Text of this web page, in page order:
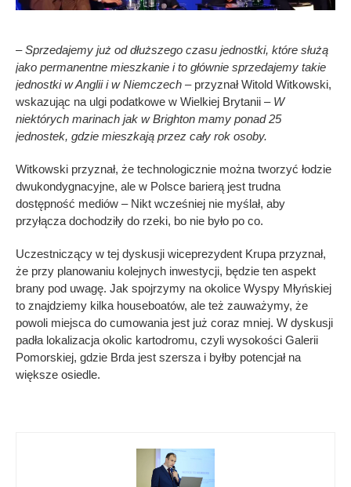
– Sprzedajemy już od dłuższego czasu jednostki, które służą
jako permanentne mieszkanie i to głównie sprzedajemy takie
jednostki w Anglii i w Niemczech –przyznał Witold Witkowski,
wskazując na ulgi podatkowe w Wielkiej Brytanii –W
niektórych marinach jak w Brighton mamy ponad 25
jednostek, gdzie mieszkają przez cały rok osoby.
Witkowski przyznał, że technologicznie można tworzyć łodzie
dwukondygnacyjne, ale w Polsce barierą jest trudna
dostępność mediów – Nikt wcześniej nie myślał, aby
przyłącza dochodziły do rzeki, bo nie było po co.
Uczestniczący w tej dyskusji wiceprezydent Krupa przyznał,
że przy planowaniu kolejnych inwestycji, będzie ten aspekt
brany pod uwagę. Jak spojrzymy na okolice Wyspy Młyńskiej
to znajdziemy kilka houseboatów, ale też zauważymy, że
powoli miejsca do cumowania jest już coraz mniej. W dyskusji
padła lokalizacja okolic kartodromu, czyli wysokości Galerii
Pomorskiej, gdzie Brda jest szersza i byłby potencjał na
większe osiedle.